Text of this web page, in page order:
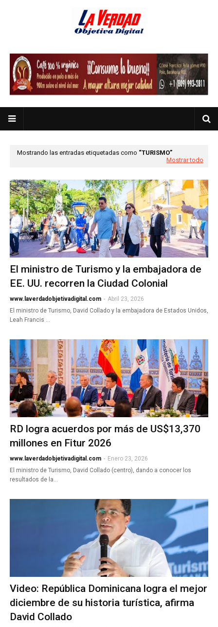
Mostrando las entradas etiquetadas como
TURISMO
Mostrar todo
El ministro de Turismo y la embajadora de
EE. UU. recorren la Ciudad Colonial
www.laverdadobjetivadigital.com - Abril 23, 2026
El ministro de Turismo, David Collado y la embajadora de Estados Unidos,
Leah Francis …
RD logra acuerdos por más de US$13,370
millones en Fitur 2026
www.laverdadobjetivadigital.com - Enero 23, 2026
El ministro de Turismo, David Collado (centro), dando a conocer los
resultados de la…
Video: República Dominicana logra el mejor
diciembre de su historia turística, afirma
David Collado